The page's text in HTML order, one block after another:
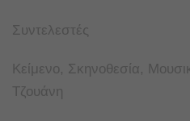
Συντελεστές
Κείμενο, Σκηνοθεσία,
Τζουάνη